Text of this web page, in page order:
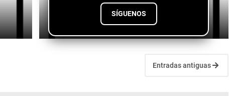
SÍGUENOS
Fuentes de vida - conspiranoico
July 28, 2026
Entradas antiguas